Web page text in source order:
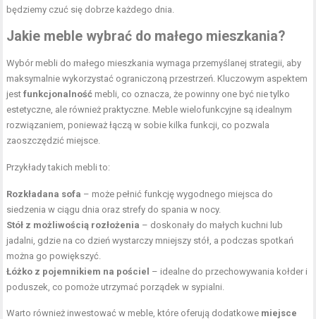
będziemy czuć się dobrze każdego dnia.
Jakie meble wybrać do małego mieszkania?
Wybór mebli do małego mieszkania wymaga przemyślanej strategii, aby
maksymalnie wykorzystać ograniczoną przestrzeń. Kluczowym aspektem
jestfunkcjonalność mebli, co oznacza, że powinny one być nie tylko
estetyczne, ale również praktyczne. Meble wielofunkcyjne są idealnym
rozwiązaniem, ponieważ łączą w sobie kilka funkcji, co pozwala
zaoszczędzić miejsce.
Przykłady takich mebli to:
Rozkładana sofa – może pełnić funkcję wygodnego miejsca do
siedzenia w ciągu dnia oraz strefy do spania w nocy.
Stół z możliwością rozłożenia – doskonały do małych kuchni lub
jadalni, gdzie na co dzień wystarczy mniejszy stół, a podczas spotkań
można go powiększyć.
Łóżko z pojemnikiem na pościel – idealne do przechowywania kołder i
poduszek, co pomoże utrzymać porządek w sypialni.
Warto również inwestować w meble, które oferują dodatkowe miejsce